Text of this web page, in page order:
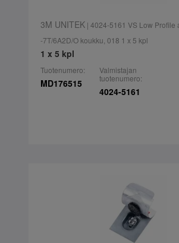
3M UNITEK| 4024-5161 VS Low Profile
-7T/6A2D/O koukku, 018 1 x 5 kpl
1 x 5 kpl
Tuotenumero:
MD176515
Valmistajan
tuotenumero:
4024-5161